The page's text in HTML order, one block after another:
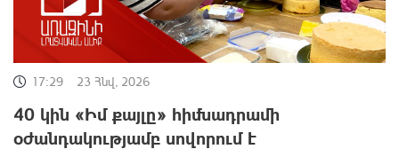
17:29 23 Հնվ, 2026
40 կին «Իմ քայլը» հիմնադրամի
օժանդակությամբ սովորում է